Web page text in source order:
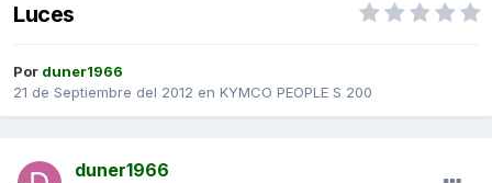
Luces
Por duner1966
21 de Septiembre del 2012 en KYMCO PEOPLE S 200
duner1966